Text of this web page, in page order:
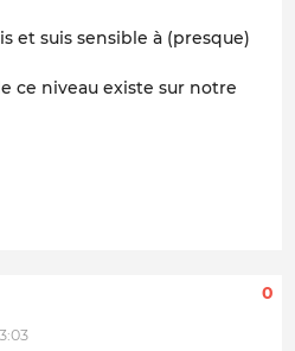
et suis sensible à (presque)
ce niveau existe sur notre
0